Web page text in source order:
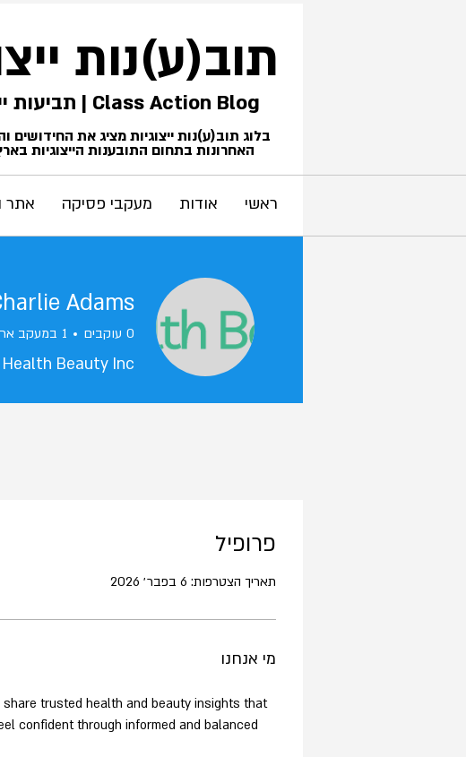
תוב(ע)נות
Class Action Blog | תביעות ייצוגיות
בלוג תוב(ע)נות ייצוגיות מציג את החידושים
האחרונות בתחום התובענות הייצוגיות
ראשי אודות מעקבי פסיקה אתר
פרופיל
תאריך הצטרפות: 6 בפבר׳ 2026
מי אנחנו
trusted health and beauty insights that
confident through informed and balanced
Adams
0 עוקבים 1 במעקב
Health Beauty Inc